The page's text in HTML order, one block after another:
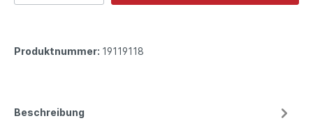
Produktnummer: 19119118
Beschreibung